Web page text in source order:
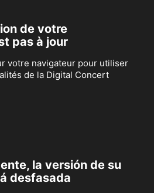
de votre
pas à jour
votre navigateur pour utiliser
de la Digital Concert
la versión de su
desfasada